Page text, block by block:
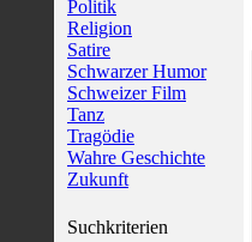
Politik
Religion
Satire
Schwarzer Humor
Schweizer Film
Tanz
Tragödie
Wahre Geschichte
Zukunft
Suchkriterien